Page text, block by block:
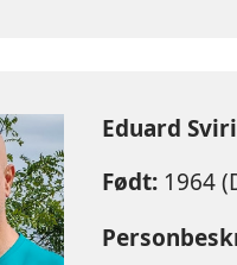
Eduard
Født: 1964